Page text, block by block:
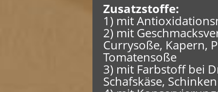
Zusatzstoffe:
1) mit
2) mit
Currysoße, Kapern,
Tomatensoße
3) mit Farbstoff bei
Schafskäse, Schinken